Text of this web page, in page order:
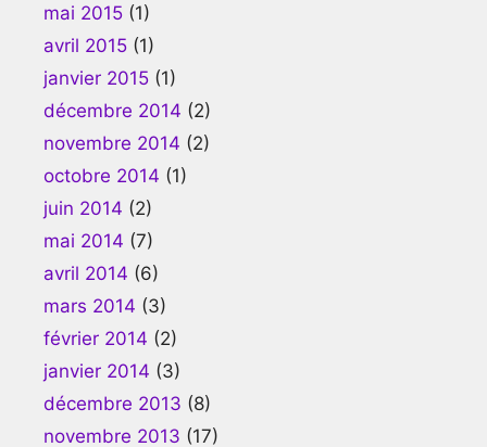
mai 2015 (1)
avril 2015 (1)
janvier 2015 (1)
décembre 2014 (2)
novembre 2014 (2)
octobre 2014 (1)
juin 2014 (2)
mai 2014 (7)
avril 2014 (6)
mars 2014 (3)
février 2014 (2)
janvier 2014 (3)
décembre 2013 (8)
novembre 2013 (17)